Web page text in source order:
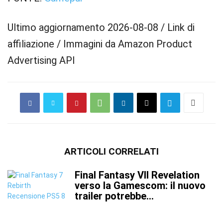
Ultimo aggiornamento 2026-08-08 / Link di
affiliazione / Immagini da Amazon Product
Advertising API
ARTICOLI CORRELATI
Final Fantasy VII Revelation
verso la Gamescom: il nuovo
trailer potrebbe...